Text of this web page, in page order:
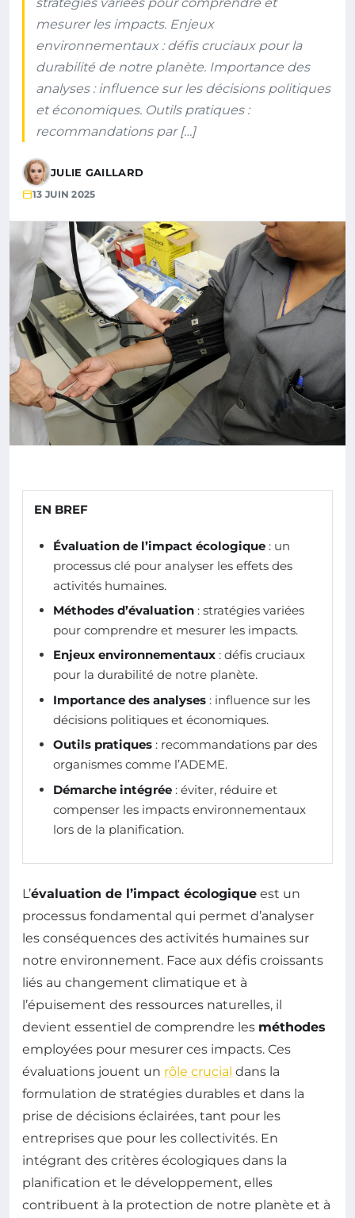
mesurer les impacts. Enjeux
environnementaux : défis cruciaux pour la
durabilité de notre planète. Importance des
analyses : influence sur les décisions politiques
et économiques. Outils pratiques :
recommandations par […]
JULIE GAILLARD
13 JUIN 2025
EN BREF
Évaluation de l’impact écologique : un
processus clé pour analyser les effets des
activités humaines.
Méthodes d’évaluation : stratégies variées
pour comprendre et mesurer les impacts.
Enjeux environnementaux : défis cruciaux
pour la durabilité de notre planète.
Importance des analyses : influence sur les
décisions politiques et économiques.
Outils pratiques : recommandations par des
organismes comme l’ADEME.
Démarche intégrée : éviter, réduire et
compenser les impacts environnementaux
lors de la planification.
L’évaluation de l’impact écologique est un
processus fondamental qui permet d’analyser
les conséquences des activités humaines sur
notre environnement. Face aux défis croissants
liés au changement climatique et à
l’épuisement des ressources naturelles, il
devient essentiel de comprendre les méthodes
employées pour mesurer ces impacts. Ces
évaluations jouent un rôle crucial dans la
formulation de stratégies durables et dans la
prise de décisions éclairées, tant pour les
entreprises que pour les collectivités. En
intégrant des critères écologiques dans la
planification et le développement, elles
contribuent à la protection de notre planète et à